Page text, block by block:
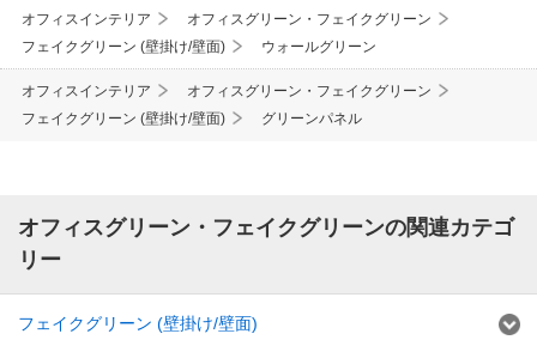
オフィスインテリア
オフィスグリーン・フェイクグリーン
フェイクグリーン (壁掛け/壁面)
ウォールグリーン
オフィスインテリア
オフィスグリーン・フェイクグリーン
フェイクグリーン (壁掛け/壁面)
グリーンパネル
オフィスグリーン・フェイクグリーンの関連カテゴ
リー
フェイクグリーン (壁掛け/壁面)